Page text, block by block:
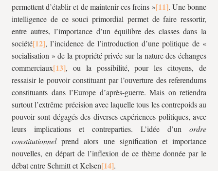
permettent d’établir et de maintenir ces freins »
. Une bonne
intelligence de ce souci primordial permet de faire ressortir,
entre autres, l’importance d’un équilibre des classes dans la
société
, l’incidence de l’introduction d’une politique de «
socialisation » de la propriété privée sur la nature des échanges
commerciaux
, ou la possibilité, pour les citoyens, de
ressaisir le pouvoir constituant par l’ouverture des referendums
constituants dans l’Europe d’après-guerre. Mais on retiendra
surtout l’extrême précision avec laquelle tous les contrepoids au
pouvoir sont dégagés des diverses expériences politiques, avec
leurs implications et contreparties. L’idée d’un ordre
constitutionnelprend alors une signification et importance
nouvelles, en départ de l’inflexion de ce thème donnée par le
débat entre Schmitt et Kelsen
.